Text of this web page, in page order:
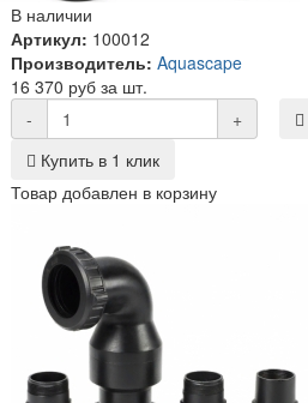
В наличии
Артикул: 100012
Производитель: Aquascape
16 370 руб за шт.
-
+
Купить в 1 клик
Товар добавлен в корзину